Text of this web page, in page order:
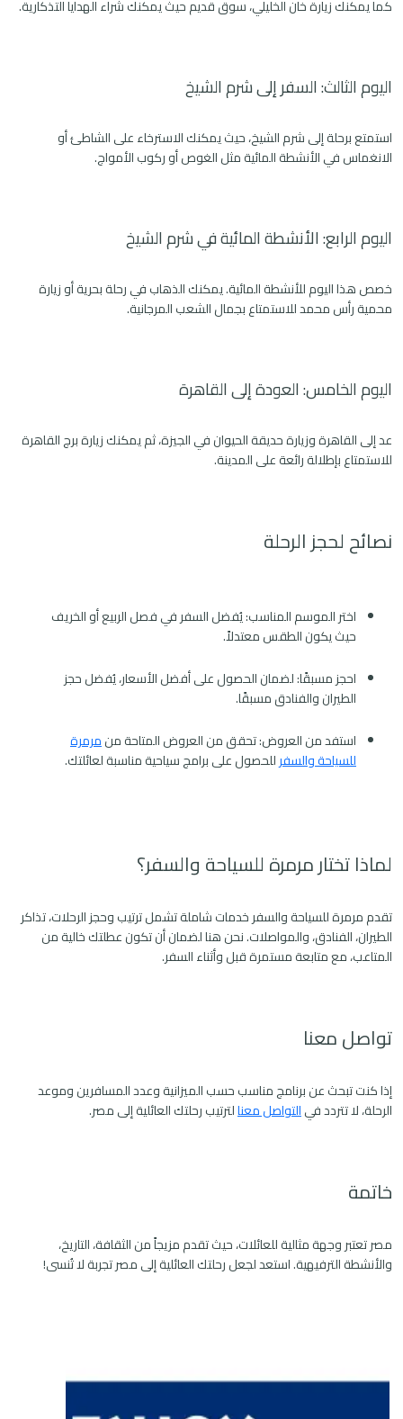
كما يمكنك زيارة خان الخليلي، سوق قديم حيث يمكنك شراء الهدايا التذكارية.
اليوم الثالث: السفر إلى شرم الشيخ
استمتع برحلة إلى شرم الشيخ، حيث يمكنك الاسترخاء على الشاطئ أو
الانغماس في الأنشطة المائية مثل الغوص أو ركوب الأمواج.
اليوم الرابع: الأنشطة المائية في شرم الشيخ
خصص هذا اليوم للأنشطة المائية. يمكنك الذهاب في رحلة بحرية أو زيارة
محمية رأس محمد للاستمتاع بجمال الشعب المرجانية.
اليوم الخامس: العودة إلى القاهرة
عد إلى القاهرة وزيارة حديقة الحيوان في الجيزة، ثم يمكنك زيارة برج القاهرة
للاستمتاع بإطلالة رائعة على المدينة.
نصائح لحجز الرحلة
اختر الموسم المناسب: يُفضل السفر في فصل الربيع أو الخريف
حيث يكون الطقس معتدلاً.
احجز مسبقًا: لضمان الحصول على أفضل الأسعار، يُفضل حجز
الطيران والفنادق مسبقًا.
استفد من العروض: تحقق من العروض المتاحة منمرمرة
للسياحة والسفرللحصول على برامج سياحية مناسبة لعائلتك.
لماذا تختار مرمرة للسياحة والسفر؟
تقدم مرمرة للسياحة والسفر خدمات شاملة تشمل ترتيب وحجز الرحلات، تذاكر
الطيران، الفنادق، والمواصلات. نحن هنا لضمان أن تكون عطلتك خالية من
المتاعب، مع متابعة مستمرة قبل وأثناء السفر.
تواصل معنا
إذا كنت تبحث عن برنامج مناسب حسب الميزانية وعدد المسافرين وموعد
الرحلة، لا تتردد فيالتواصل معنالترتيب رحلتك العائلية إلى مصر.
خاتمة
مصر تعتبر وجهة مثالية للعائلات، حيث تقدم مزيجاً من الثقافة، التاريخ،
والأنشطة الترفيهية. استعد لجعل رحلتك العائلية إلى مصر تجربة لا تُنسى!